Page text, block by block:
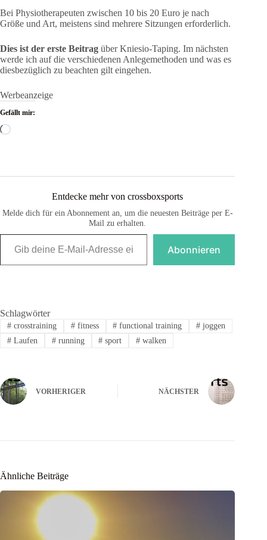
Bei Physiotherapeuten zwischen 10 bis 20 Euro je nach
Größe und Art, meistens sind mehrere Sitzungen erforderlich.
Dies ist der erste Beitrag über Kniesio-Taping. Im nächsten
werde ich auf die verschiedenen Anlegemethoden und was es
diesbezüglich zu beachten gilt eingehen.
Werbeanzeige
Gefällt mir:
Wird
Entdecke mehr von crossboxsports
Melde dich für ein Abonnement an, um die neuesten Beiträge per E-
Mail zu erhalten.
Gib deine E-Mail-Adresse ein ...
Abonnieren
Schlagwörter
#crosstraining #fitness # functional training # joggen
#Laufen #running # sport # walken
VORHERIGER NÄCHSTER
Ähnliche Beiträge